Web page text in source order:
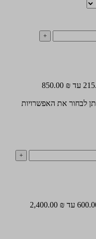
לבחור את האפשרויות